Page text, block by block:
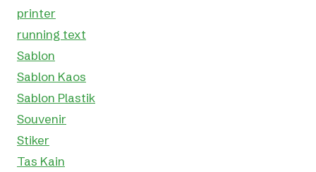
printer
running text
Sablon
Sablon Kaos
Sablon Plastik
Souvenir
Stiker
Tas Kain